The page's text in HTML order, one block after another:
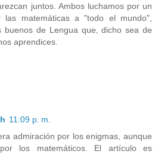
juntos. Ambos luchamos por un
las matemáticas a "todo el mundo",
buenos de Lengua que, dicho sea de
aprendices.
11:09 p. m.
admiración por los enigmas, aunque
los matemáticos. El artículo es